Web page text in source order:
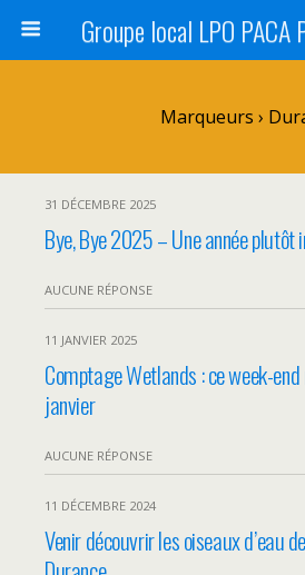
Groupe local LPO PACA
Marqueurs ›
31 DÉCEMBRE 2025
Bye, Bye 2025 – Une année plutôt
AUCUNE RÉPONSE
11 JANVIER 2025
Comptage Wetlands : ce week-
janvier
AUCUNE RÉPONSE
11 DÉCEMBRE 2024
Venir découvrir les oiseaux d’eau